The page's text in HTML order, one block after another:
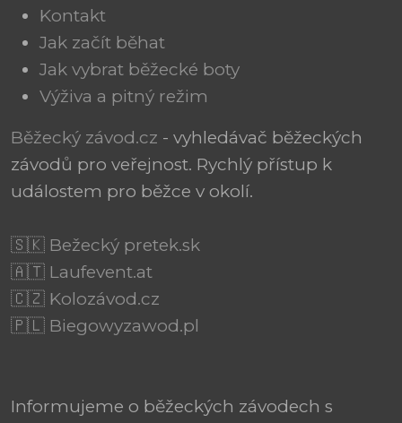
Kontakt
Jak začít běhat
Jak vybrat běžecké boty
Výživa a pitný režim
Běžecký závod.cz - vyhledávač běžeckých
závodů pro veřejnost. Rychlý přístup k
událostem pro běžce v okolí.
🇸🇰 Bežecký pretek.sk
🇦🇹 Laufevent.at
🇨🇿 Kolozávod.cz
🇵🇱 Biegowyzawod.pl
Informujeme o běžeckých závodech s